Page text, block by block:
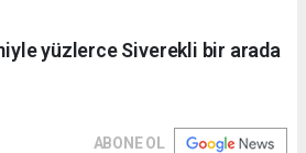
yüzlerce Siverekli bir arada
ABONE OL